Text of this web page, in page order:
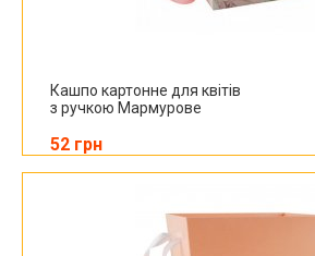
Кашпо картонне для квітів
з ручкою Мармурове
52 грн